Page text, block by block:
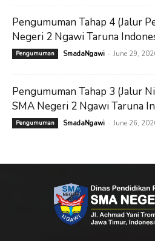
Pengumuman Tahap 4 (Jalur
Negeri 2 Ngawi Taruna
Pengumuman SmadaNgawi - June 29,
Pengumuman Tahap 3 (Jalur
SMA Negeri 2 Ngawi Taruna
Pengumuman SmadaNgawi - June 26,